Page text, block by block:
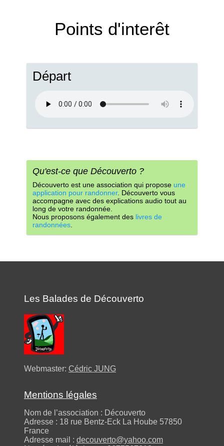
Points d'interêt
Départ
Qu'est-ce que Découverto ?
Découverto est une association qui propose une
application pour randonner. Découverto vous
accompagne avec des explications audio tout au
long de votre randonnée.
Nous proposons également des livres de
randonnées
Les Balades de Découverto
Webmaster: Cédric JUNG
Mentions légales
Nom de l’association : Découverto
Adresse : 18 rue Bentz-Eck La Hoube 57850
France
Adresse mail : decouverto@yahoo.com